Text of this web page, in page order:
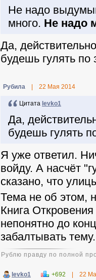
Не надо
много. Не надо
Да,
будешь гулять по
Pyбила 22 Мая 2014
Цитата levko1
Да,
будешь гулять
Я уже ответил.
войду. А насчёт
сказано, что
Тема не об этом,
Книга
непонятно до
забалтывать
Рублю правду по полной
levko1 +692 22